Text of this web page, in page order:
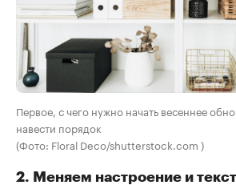
Первое, с чего нужно начать весеннее
навести порядок
(Фото: Floral Deco/shutterstock.com )
2. Меняем настроение и